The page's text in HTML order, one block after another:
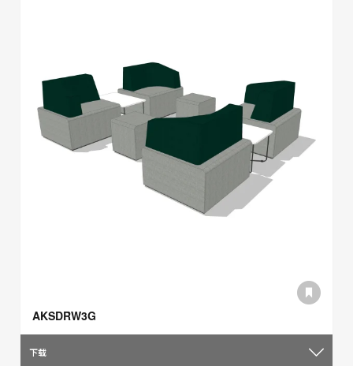
AKSDRW3G
下载